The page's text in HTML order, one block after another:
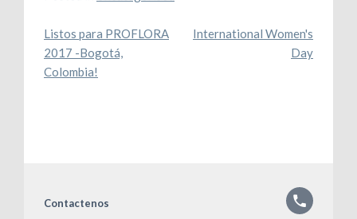
Post
navigation
Listos para PROFLORA
2017 -Bogotá,
Colombia!
International Women's
Day
Contactenos